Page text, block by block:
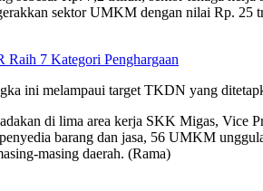
sektor UMKM dengan nilai Rp.
7 Kategori Penghargaan
ini melampaui target TKDN yang
di lima area kerja SKK Migas, Vice
barang dan jasa, 56 UMKM
masing daerah. (Rama)